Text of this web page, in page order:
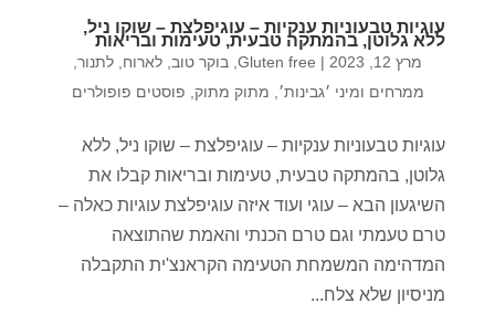
עוגיות טבעוניות ענקיות – עוגיפלצת – שוקו ניל,
ללא גלוטן, בהמתקה טבעית, טעימות ובריאות
מרץ 12, 2023 |
Gluten free
, בוקר טוב, לארוח, לתנור,
ממרחים ומיני ׳גבינות׳, מתוק מתוק, פוסטים פופולרים
עוגיות טבעוניות ענקיות – עוגיפלצת – שוקו ניל, ללא
גלוטן, בהמתקה טבעית, טעימות ובריאות קבלו את
השיגעון הבא – עוגי ועוד איזה עוגיפלצת עוגיות כאלה –
טרם טעמתי וגם טרם הכנתי והאמת שהתוצאה
המדהימה המשמחת הטעימה הקראנצ'ית התקבלה
מניסיון שלא צלח...